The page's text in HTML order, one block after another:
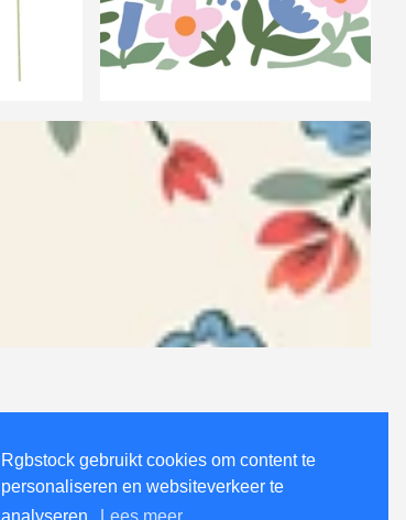
Rgbstock gebruikt cookies om content te
personaliseren en websiteverkeer te